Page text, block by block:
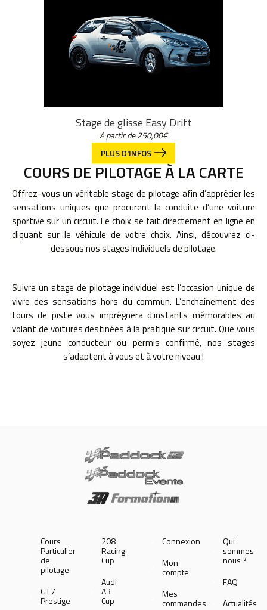
Stage de glisse Easy Drift
A partir de250,00€
PLUS D'INFOS
COURS DE PILOTAGE À LA CARTE
Offrez-vous un véritable stage de pilotage afin d’apprécier les
sensations uniques que procurent la conduite d’une voiture
sportive sur un circuit. Le choix se fait directement en ligne en
cliquant sur le véhicule de votre choix. Ainsi, découvrez ci-
dessous nos stages individuels de pilotage.
Suivre un stage de pilotage individuel est l’occasion unique de
vivre des sensations hors du commun. L’enchaînement des
tours de piste vous imprégnera d’instants mémorables au
volant de voitures destinées à la pratique sur circuit. Que vous
soyez jeune conducteur ou permis confirmé, nos stages
s’adaptent à vous et à votre niveau !
Cours
Particulier
de
pilotage
GT /
Prestige
208
Racing
Cup
Audi
A3
Cup
Connexion
Mon
compte
Mes
commandes
Qui
sommes
nous ?
FAQ
Actualités